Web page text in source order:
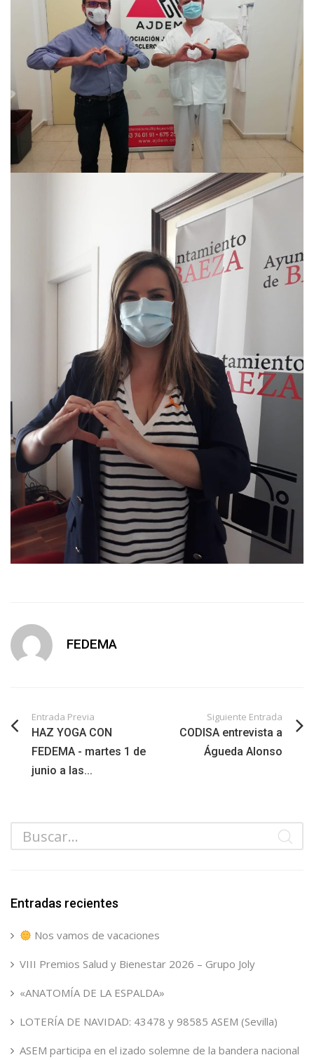
FEDEMA
Entrada Previa
HAZ YOGA CON
FEDEMA - martes 1 de
junio a las...
Siguiente Entrada
CODISA entrevista a
Águeda Alonso
Entradas recientes
Nos vamos de vacaciones
VIII Premios Salud y Bienestar 2026 – Grupo Joly
«ANATOMÍA DE LA ESPALDA»
LOTERÍA DE NAVIDAD: 43478 y 98585 ASEM (Sevilla)
ASEM participa en el izado solemne de la bandera nacional